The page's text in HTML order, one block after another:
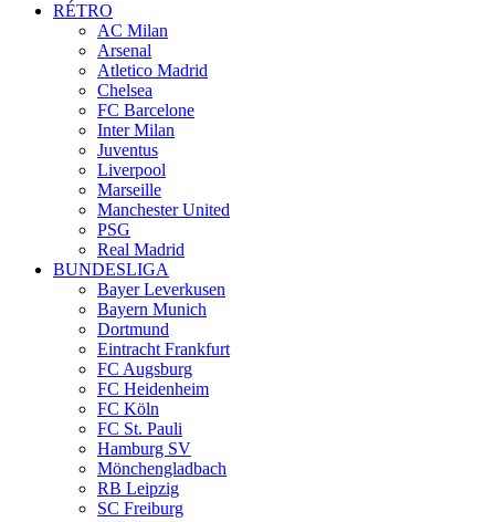
RÉTRO
AC Milan
Arsenal
Atletico Madrid
Chelsea
FC Barcelone
Inter Milan
Juventus
Liverpool
Marseille
Manchester United
PSG
Real Madrid
BUNDESLIGA
Bayer Leverkusen
Bayern Munich
Dortmund
Eintracht Frankfurt
FC Augsburg
FC Heidenheim
FC Köln
FC St. Pauli
Hamburg SV
Mönchengladbach
RB Leipzig
SC Freiburg